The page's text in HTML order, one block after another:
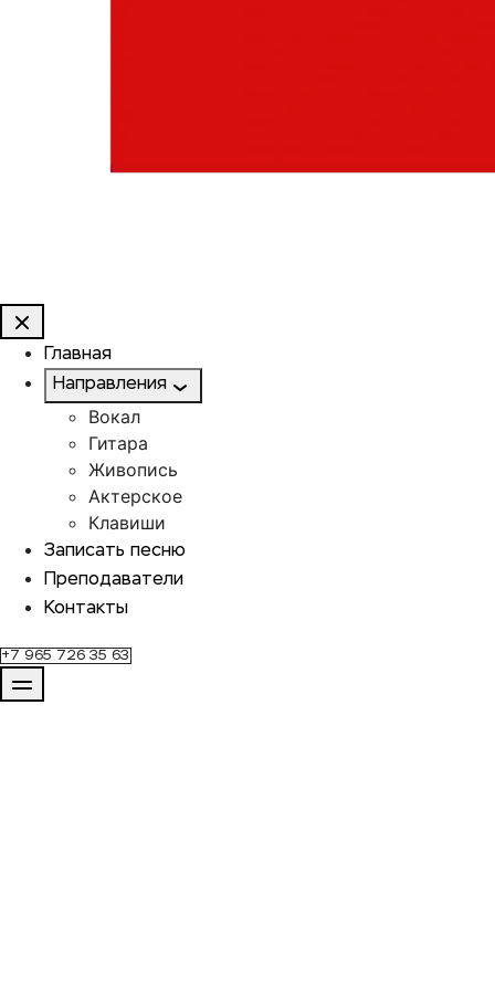
Главная
Направления
Вокал
Гитара
Живопись
Актерское
Клавиши
Записать песню
Преподаватели
Контакты
+7 965 726 35 63